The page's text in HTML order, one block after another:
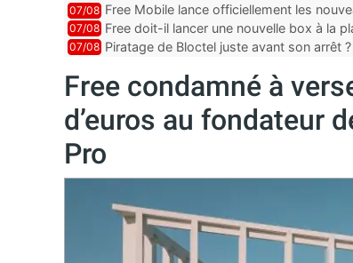
07/08 Free Mobile lance officiellement les
des promos et des cadeaux
07/08 Free doit-il lancer une nouvelle box à la
07/08 Piratage de Bloctel juste avant son arrêt
Free condamné à
d’euros au fondateur
Pro